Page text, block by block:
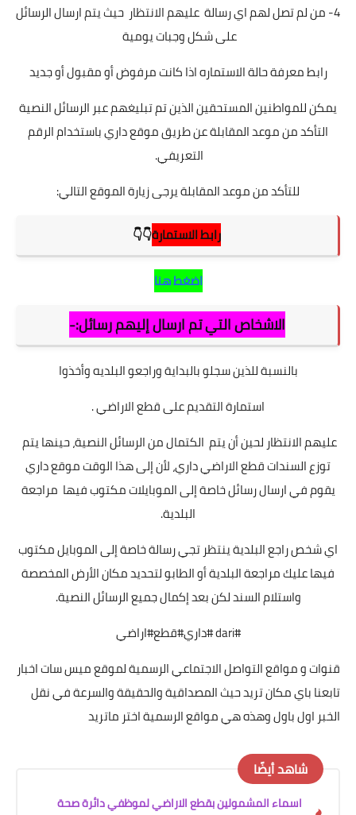
4- من لم تصل لهم اي رسالة عليهم الانتظار حيث يتم ارسال الرسائل
على شكل وجبات يومية
رابط معرفة حالة الاستماره اذا كانت مرفوض أو مقبول أو جديد
يمكن للمواطنين المستحقين الذين تم تبليغهم عبر الرسائل النصية
التأكد من موعد المقابلة عن طريق موقع داري باستخدام الرقم
التعريفي.
للتأكد من موعد المقابلة يرجى زيارة الموقع التالي:
رابط الاستمارة👇👇
اضغط هنا
الاشخاص التي تم ارسال إليهم رسائل:-
بالنسبة للذين سجلو بالبداية وراجعو البلديه وأخذوا
استمارة التقديم على قطع الاراضي .
عليهم الانتظار لحين أن يتم الكتمال من الرسائل النصية، حينها يتم
توزع السندات قطع الاراضي داري، لأن إلى هذا الوقت موقع داري
يقوم في ارسال رسائل خاصة إلى الموبايلات مكتوب فيها مراجعة
البلدية.
اي شخص راجع البلدية ينتظر تجي رسالة خاصة إلى الموبايل مكتوب
فيها عليك مراجعة البلدية أو الطابو لتحديد مكان الأرض المخصصة
واستلام السند لكن بعد إكمال جميع الرسائل النصية.
#dari #داري#قطع#اراضي
قنوات و مواقع التواصل الاجتماعي الرسمية لموقع ميس سات اخبار
تابعنا باي مكان تريد حيث المصداقية والحقيقة والسرعة في نقل
الخبر اول باول وهذه هي مواقع الرسمية اختر ماتريد
شاهد أيضًا
اسماء المشمولين بقطع الاراضي لموظفي دائرة صحة